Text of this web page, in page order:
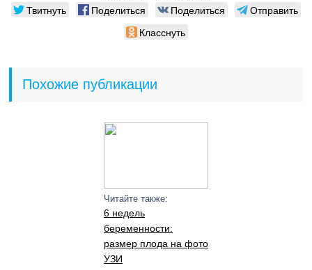
Твитнуть Поделиться Поделиться
Отправить
Класснуть
Похожие публикации
Читайте также:
6 недель
беременности:
размер плода на фото
УЗИ